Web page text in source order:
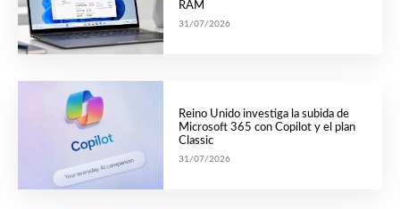
RAM
31/07/2026
Reino Unido investiga la subida de
Microsoft 365 con Copilot y el plan
Classic
31/07/2026